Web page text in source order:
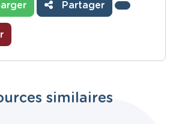
Partager
similaires